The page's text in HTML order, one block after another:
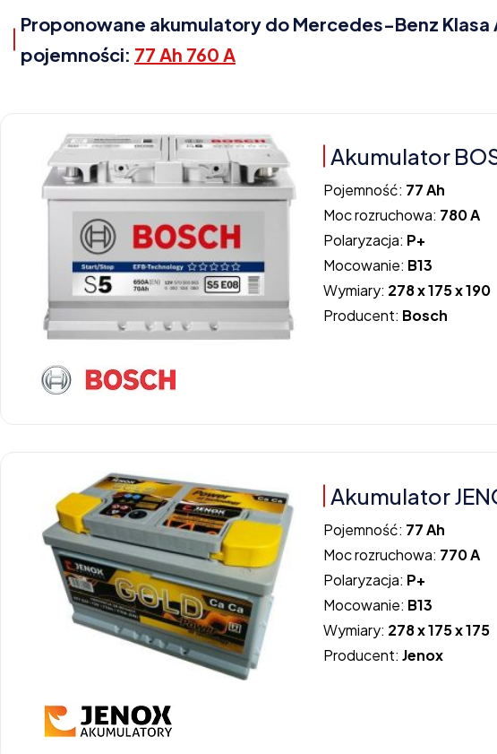
Proponowane akumulatory do Mercedes-Benz Klasa
pojemności: 77 Ah 760 A
Akumulator
Pojemność: 77 Ah
Moc rozruchowa: 780 A
Polaryzacja: P+
Mocowanie: B13
Wymiary: 278 x 175 x 190
Producent: Bosch
Akumulator
Pojemność: 77 Ah
Moc rozruchowa: 770 A
Polaryzacja: P+
Mocowanie: B13
Wymiary: 278 x 175 x 175
Producent:Jenox